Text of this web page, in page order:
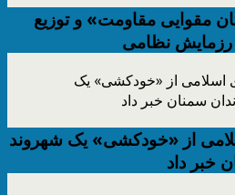
مقوایی مقاومت» و توزیع
رزمایش نظامی
از «خودکشی» یک شهروند
خبر داد